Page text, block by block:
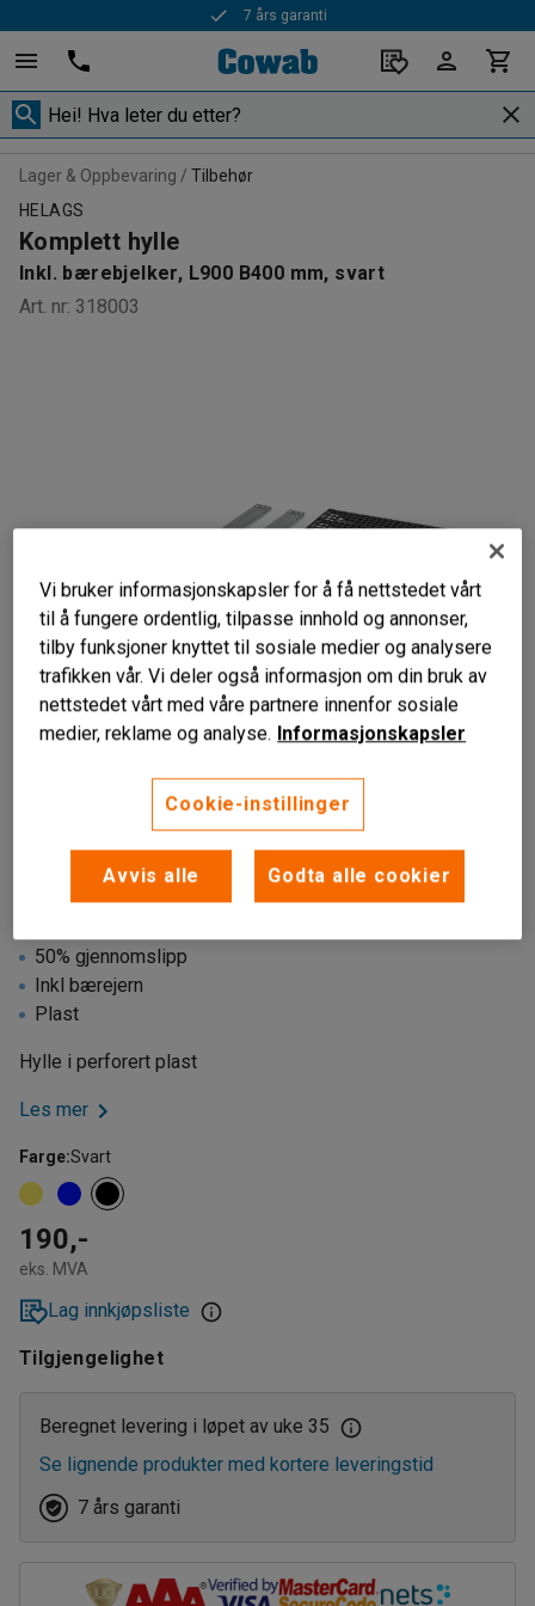
7 års garanti
Rask levering
Lager & Oppbevaring
Tilbehør
HELAGS
Komplett hylle
Inkl. bærebjelker, L900 B400 mm, svart
Art. nr: 318003
50% gjennomslipp
Inkl bærejern
Plast
Hylle i perforert plast
Les mer
Farge:Svart
190,-
eks. MVA
Lag innkjøpsliste
Tilgjengelighet
Beregnet levering i løpet av uke 35
Se lignende produkter med kortere leveringstid
7 års garanti
Vi bruker informasjonskapsler for å få nettstedet vårt
til å fungere ordentlig, tilpasse innhold og annonser,
tilby funksjoner knyttet til sosiale medier og analysere
trafikken vår. Vi deler også informasjon om din bruk av
nettstedet vårt med våre partnere innenfor sosiale
medier, reklame og analyse. Informasjonskapsler
Cookie-instillinger
Avvis alle Godta alle cookier